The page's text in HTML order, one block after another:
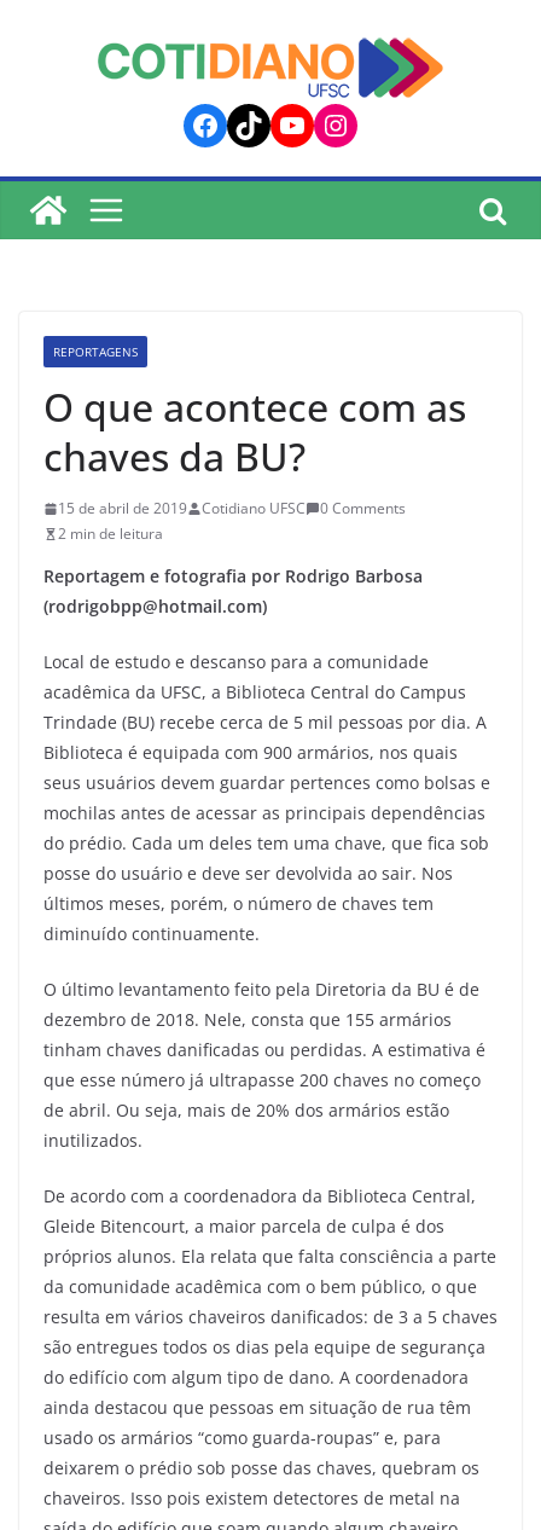
Facebook
TikTokYouTube
Instagram
REPORTAGENS
O que acontece com as
chaves da BU?
15 de abril de 2019 Cotidiano UFSC
0 Comments
2 min de leitura
Reportagem e fotografia por Rodrigo Barbosa
(rodrigobpp@hotmail.com)
Local de estudo e descanso para a comunidade
acadêmica da UFSC, a Biblioteca Central do Campus
Trindade (BU) recebe cerca de 5 mil pessoas por dia. A
Biblioteca é equipada com 900 armários, nos quais
seus usuários devem guardar pertences como bolsas e
mochilas antes de acessar as principais dependências
do prédio. Cada um deles tem uma chave, que fica sob
posse do usuário e deve ser devolvida ao sair. Nos
últimos meses, porém, o número de chaves tem
diminuído continuamente.
O último levantamento feito pela Diretoria da BU é de
dezembro de 2018. Nele, consta que 155 armários
tinham chaves danificadas ou perdidas. A estimativa é
que esse número já ultrapasse 200 chaves no começo
de abril. Ou seja, mais de 20% dos armários estão
inutilizados.
De acordo com a coordenadora da Biblioteca Central,
Gleide Bitencourt, a maior parcela de culpa é dos
próprios alunos. Ela relata que falta consciência a parte
da comunidade acadêmica com o bem público, o que
resulta em vários chaveiros danificados: de 3 a 5 chaves
são entregues todos os dias pela equipe de segurança
do edifício com algum tipo de dano. A coordenadora
ainda destacou que pessoas em situação de rua têm
usado os armários “como guarda-roupas” e, para
deixarem o prédio sob posse das chaves, quebram os
chaveiros. Isso pois existem detectores de metal na